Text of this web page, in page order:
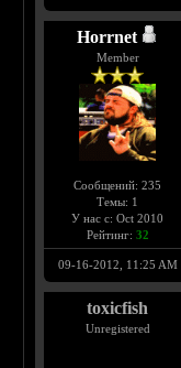
Horrnet
Member
Сообщений: 235
Темы: 1
У нас с: Oct 2010
Рейтинг: 32
09-16-2012, 11:25 AM
toxicfish
Unregistered